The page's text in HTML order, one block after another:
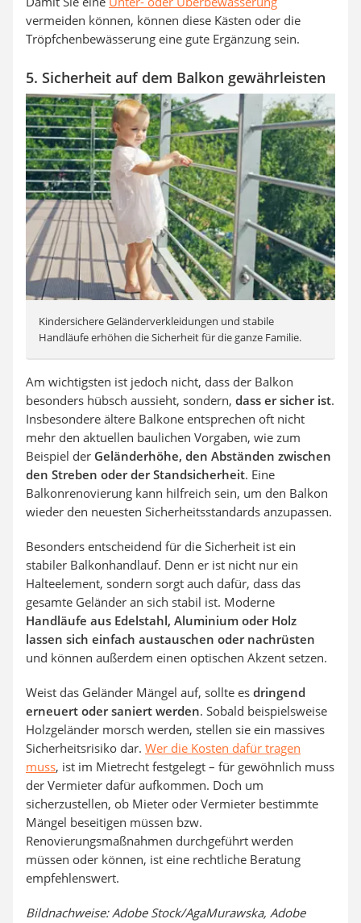
vermeiden können, können diese Kästen oder die
Tröpfchenbewässerung eine gute Ergänzung sein.
5. Sicherheit auf dem Balkon gewährleisten
Kindersichere Geländerverkleidungen und stabile
Handläufe erhöhen die Sicherheit für die ganze Familie.
Am wichtigsten ist jedoch nicht, dass der Balkon
besonders hübsch aussieht, sondern, dass er sicher ist.
Insbesondere ältere Balkone entsprechen oft nicht
mehr den aktuellen baulichen Vorgaben, wie zum
Beispiel der Geländerhöhe, den Abständen zwischen
den Streben oder der Standsicherheit. Eine
Balkonrenovierung kann hilfreich sein, um den Balkon
wieder den neuesten Sicherheitsstandards anzupassen.
Besonders entscheidend für die Sicherheit ist ein
stabiler Balkonhandlauf. Denn er ist nicht nur ein
Halteelement, sondern sorgt auch dafür, dass das
gesamte Geländer an sich stabil ist. Moderne
Handläufe aus Edelstahl, Aluminium oder Holz
lassen sich einfach austauschen oder nachrüsten
und können außerdem einen optischen Akzent setzen.
Weist das Geländer Mängel auf, sollte es dringend
erneuert oder saniert werden. Sobald beispielsweise
Holzgeländer morsch werden, stellen sie ein massives
Sicherheitsrisiko dar. Wer die Kosten dafür tragen
muss, ist im Mietrecht festgelegt – für gewöhnlich muss
der Vermieter dafür aufkommen. Doch um
sicherzustellen, ob Mieter oder Vermieter bestimmte
Mängel beseitigen müssen bzw.
Renovierungsmaßnahmen durchgeführt werden
müssen oder können, ist eine rechtliche Beratung
empfehlenswert.
Bildnachweise: Adobe Stock/AgaMurawska, Adobe